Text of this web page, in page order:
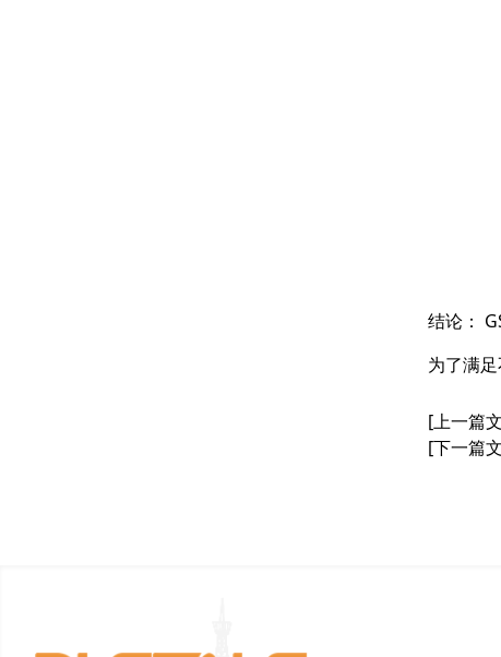
结论：
为了满
[上一篇
[下一篇